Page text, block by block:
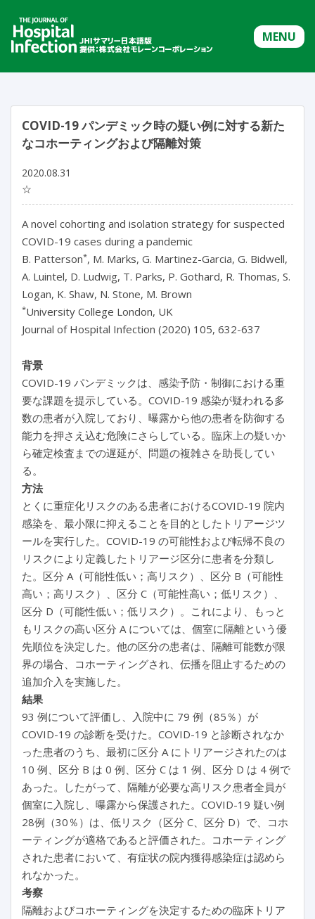
MENU
COVID-19 パンデミック時の疑い例に対する新た
なコホーティングおよび隔離対策
2020.08.31
☆
A novel cohorting and isolation strategy for suspected
COVID-19 cases during a pandemic
B. Patterson*, M. Marks, G. Martinez-Garcia, G. Bidwell,
A. Luintel, D. Ludwig, T. Parks, P. Gothard, R. Thomas, S.
Logan, K. Shaw, N. Stone, M. Brown
*University College London, UK
Journal of Hospital Infection (2020) 105, 632-637
背景
COVID-19 パンデミックは、感染予防・制御における重
要な課題を提示している。COVID-19 感染が疑われる多
数の患者が入院しており、曝露から他の患者を防御する
能力を押さえ込む危険にさらしている。臨床上の疑いか
ら確定検査までの遅延が、問題の複雑さを助長してい
る。
方法
とくに重症化リスクのある患者におけるCOVID-19 院内
感染を、最小限に抑えることを目的としたトリアージツ
ールを実行した。COVID-19 の可能性および転帰不良の
リスクにより定義したトリアージ区分に患者を分類し
た。区分 A（可能性低い；高リスク）、区分 B（可能性
高い；高リスク）、区分 C（可能性高い；低リスク）、
区分 D（可能性低い；低リスク）。これにより、もっと
もリスクの高い区分 A については、個室に隔離という優
先順位を決定した。他の区分の患者は、隔離可能数が限
界の場合、コホーティングされ、伝播を阻止するための
追加介入を実施した。
結果
93 例について評価し、入院中に 79 例（85％）が
COVID-19 の診断を受けた。COVID-19 と診断されなか
った患者のうち、最初に区分 A にトリアージされたのは
10 例、区分 B は 0 例、区分 C は 1 例、区分 D は 4 例で
あった。したがって、隔離が必要な高リスク患者全員が
個室に入院し、曝露から保護された。COVID-19 疑い例
28例（30％）は、低リスク（区分 C、区分 D）で、コホ
ーティングが適格であると評価された。コホーティング
された患者において、有症状の院内獲得感染症は認めら
れなかった。
考察
隔離およびコホーティングを決定するための臨床トリア